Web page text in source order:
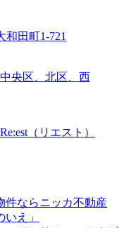
和田町1-721
央区、北区、西